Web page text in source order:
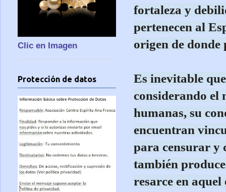
fortaleza y
pertenecen al
origen de donde
Es inevitable
considerando el
humanas, su
encuentran
para censurar y
también
resarce en
Clic en Imagen
Protección de datos